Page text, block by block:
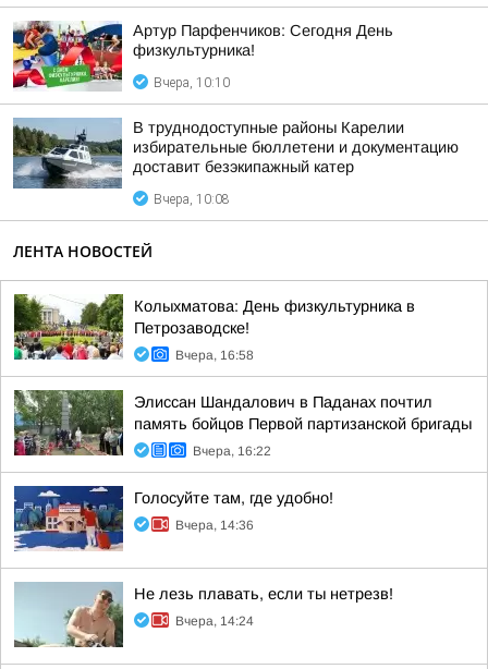
Артур Парфенчиков: Сегодня День
физкультурника!
Вчера, 10:10
В труднодоступные районы Карелии
избирательные бюллетени и документацию
доставит безэкипажный катер
Вчера, 10:08
ЛЕНТА НОВОСТЕЙ
Колыхматова: День физкультурника в
Петрозаводске!
Вчера, 16:58
Элиссан Шандалович в Паданах почтил
память бойцов Первой партизанской бригады
Вчера, 16:22
Голосуйте там, где удобно!
Вчера, 14:36
Не лезь плавать, если ты нетрезв!
Вчера, 14:24